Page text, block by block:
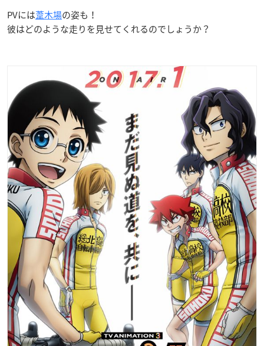
PVには葦木場の姿も！
彼はどのような走りを見せてくれるのでしょうか？